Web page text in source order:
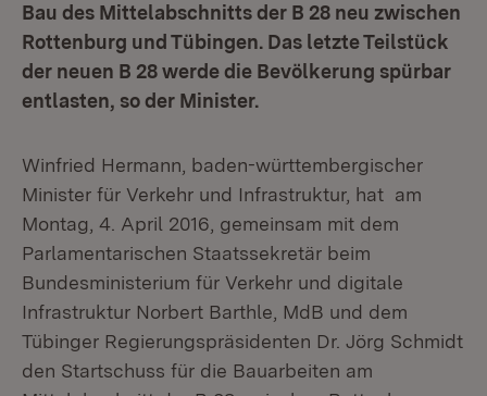
Bau des Mittelabschnitts der B 28 neu zwischen
Rottenburg und Tübingen. Das letzte Teilstück
der neuen B 28 werde die Bevölkerung spürbar
entlasten, so der Minister.
Winfried Hermann, baden-württembergischer
Minister für Verkehr und Infrastruktur, hat am
Montag, 4. April 2016, gemeinsam mit dem
Parlamentarischen Staatssekretär beim
Bundesministerium für Verkehr und digitale
Infrastruktur Norbert Barthle, MdB und dem
Tübinger Regierungspräsidenten Dr. Jörg Schmidt
den Startschuss für die Bauarbeiten am